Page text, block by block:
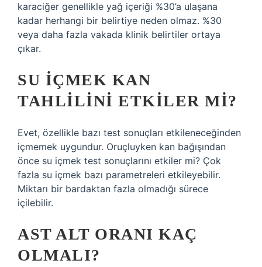
karaciğer genellikle yağ içeriği %30’a ulaşana
kadar herhangi bir belirtiye neden olmaz. %30
veya daha fazla vakada klinik belirtiler ortaya
çıkar.
SU IÇMEK KAN
TAHLILINI ETKILER MI?
Evet, özellikle bazı test sonuçları etkileneceğinden
içmemek uygundur. Oruçluyken kan bağışından
önce su içmek test sonuçlarını etkiler mi? Çok
fazla su içmek bazı parametreleri etkileyebilir.
Miktarı bir bardaktan fazla olmadığı sürece
içilebilir.
AST ALT ORANI KAÇ
OLMALI?